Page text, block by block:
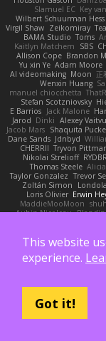
Slamuel EC Key
Wilbert Schuurman Hess
Virgil Shaw Zeikomiray
BAMA Studio Toms
Kaitlyn Matchem
SBS
Allison Cope Brandon
Yu xin Ye Adam Moore
AI videomaking Moon 正
Wenxin Huang
manuel chiocchetta
Stefan Scotzniovsky
E Barrios Jack Malone
Jarod Dinki Alexey
Jacob Mars Shaquita
Dane Sands Jdnbyd
CHERRII Tryvon
Nikolai Strelioff
Thomas Steele
Taylor Gonzalez Trevor
Zoltán Simon
Loris Olivier Erwin
MaddieMooMoon
Aubin Nicoleau
Dominique Fitzgerald
cooshy
Toms Seglins
Danny Dimbleby
Martten Maasik
Brittany Martin
Junzhe Zhu
nate
This website
experience.
Got it!